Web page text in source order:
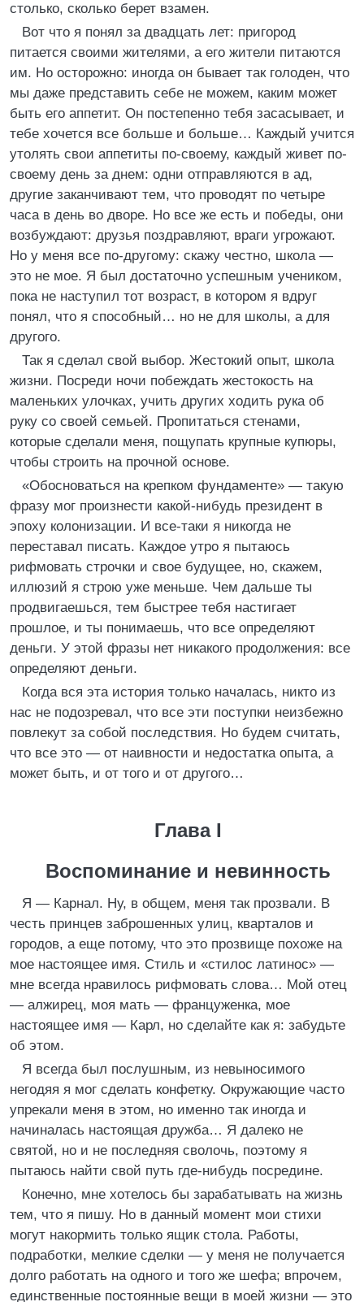
столько, сколько берет взамен.
Вот что я понял за двадцать лет: пригород
питается своими жителями, а его жители питаются
им. Но осторожно: иногда он бывает так голоден, что
мы даже представить себе не можем, каким может
быть его аппетит. Он постепенно тебя засасывает, и
тебе хочется все больше и больше… Каждый учится
утолять свои аппетиты по-своему, каждый живет по-
своему день за днем: одни отправляются в ад,
другие заканчивают тем, что проводят по четыре
часа в день во дворе. Но все же есть и победы, они
возбуждают: друзья поздравляют, враги угрожают.
Но у меня все по-другому: скажу честно, школа —
это не мое. Я был достаточно успешным учеником,
пока не наступил тот возраст, в котором я вдруг
понял, что я способный… но не для школы, а для
другого.
Так я сделал свой выбор. Жестокий опыт, школа
жизни. Посреди ночи побеждать жестокость на
маленьких улочках, учить других ходить рука об
руку со своей семьей. Пропитаться стенами,
которые сделали меня, пощупать крупные купюры,
чтобы строить на прочной основе.
«Обосноваться на крепком фундаменте» — такую
фразу мог произнести какой-нибудь президент в
эпоху колонизации. И все-таки я никогда не
переставал писать. Каждое утро я пытаюсь
рифмовать строчки и свое будущее, но, скажем,
иллюзий я строю уже меньше. Чем дальше ты
продвигаешься, тем быстрее тебя настигает
прошлое, и ты понимаешь, что все определяют
деньги. У этой фразы нет никакого продолжения: все
определяют деньги.
Когда вся эта история только началась, никто из
нас не подозревал, что все эти поступки неизбежно
повлекут за собой последствия. Но будем считать,
что все это — от наивности и недостатка опыта, а
может быть, и от того и от другого…
Глава I
Воспоминание и невинность
Я — Карнал. Ну, в общем, меня так прозвали. В
честь принцев заброшенных улиц, кварталов и
городов, а еще потому, что это прозвище похоже на
мое настоящее имя. Стиль и «стилос латинос» —
мне всегда нравилось рифмовать слова… Мой отец
— алжирец, моя мать — француженка, мое
настоящее имя — Карл, но сделайте как я: забудьте
об этом.
Я всегда был послушным, из невыносимого
негодяя я мог сделать конфетку. Окружающие часто
упрекали меня в этом, но именно так иногда и
начиналась настоящая дружба… Я далеко не
святой, но и не последняя сволочь, поэтому я
пытаюсь найти свой путь где-нибудь посредине.
Конечно, мне хотелось бы зарабатывать на жизнь
тем, что я пишу. Но в данный момент мои стихи
могут накормить только ящик стола. Работы,
подработки, мелкие сделки — у меня не получается
долго работать на одного и того же шефа; впрочем,
единственные постоянные вещи в моей жизни — это